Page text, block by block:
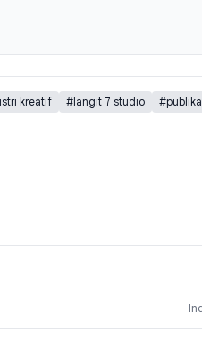
kreatif #langit 7 studio